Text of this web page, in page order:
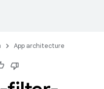
App architecture